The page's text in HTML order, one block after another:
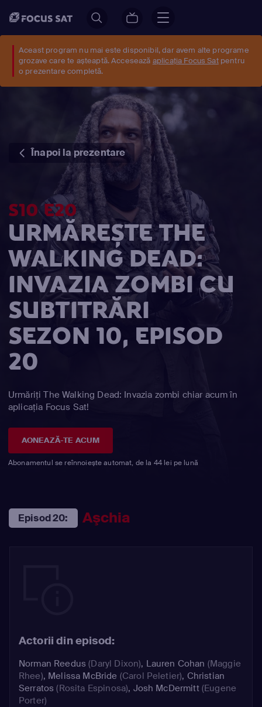
Aceast program nu mai este disponibil, dar avem alte programe
grozave care te așteaptă. Accesează aplicația Focus Satpentru
o prezentare completă.
Înapoi la prezentare
S10 E20
URMĂREȘTE THE
WALKING DEAD:
INVAZIA ZOMBI CU
SUBTITRĂRI
SEZON 10, EPISOD
20
Urmăriți The Walking Dead: Invazia zombi chiar acum în
aplicația Focus Sat!
AONEAZĂ-TE ACUM
Abonamentul se reînnoiește automat, de la 44 lei pe lună
Episod 20: Aşchia
Actorii din episod:
Norman Reedus (Daryl Dixon), Lauren Cohan (Maggie
Rhee), Melissa McBride (Carol Peletier), Christian
Serratos (Rosita Espinosa), Josh McDermitt(Eugene
Porter)